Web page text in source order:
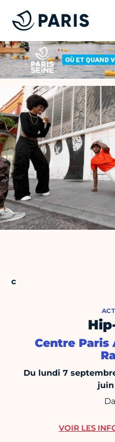
Centre Paris
Du lundi 7
juin
VOIR LES